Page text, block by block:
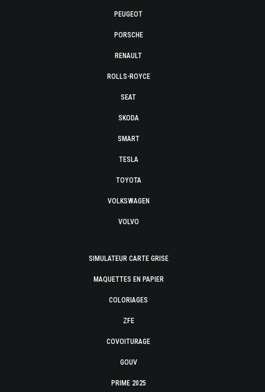
PEUGEOT
PORSCHE
RENAULT
ROLLS-ROYCE
SEAT
SKODA
SMART
TESLA
TOYOTA
VOLKSWAGEN
VOLVO
SIMULATEUR CARTE GRISE
MAQUETTES EN PAPIER
COLORIAGES
ZFE
COVOITURAGE
GOUV
PRIME 2025